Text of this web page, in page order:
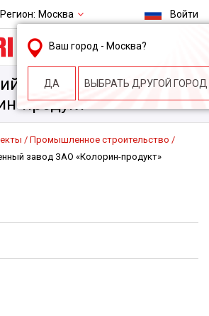
Регион: Москва
Ваш город - Москва?
ДА ВЫБРАТЬ ДРУГОЙ ГОРОД
Войти
msk@ingri.ru
пн. – пт.: 9.00-18.00
кожевенный завод
продукт»
Промышленное строительство
завод ЗАО «Колорин-продукт»